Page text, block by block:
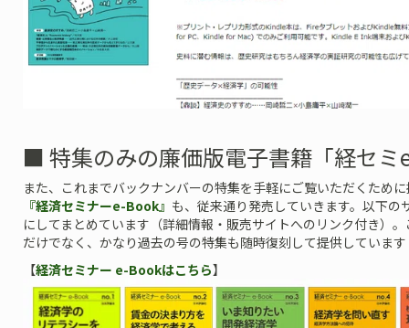
■ 特集のみの廉価版電子書籍「経セ
また、これまでバックナンバーの特集を手軽にご覧いただくため
『経済セミナーe-Book』 も、従来通り発売していきます。以下
にしてまとめています（詳細情報・販売サイトへのリンク付き）
だけでなく、かなり過去の号の特集も随時復刻して提供していま
【経済セミナー e-Bookはこちら】